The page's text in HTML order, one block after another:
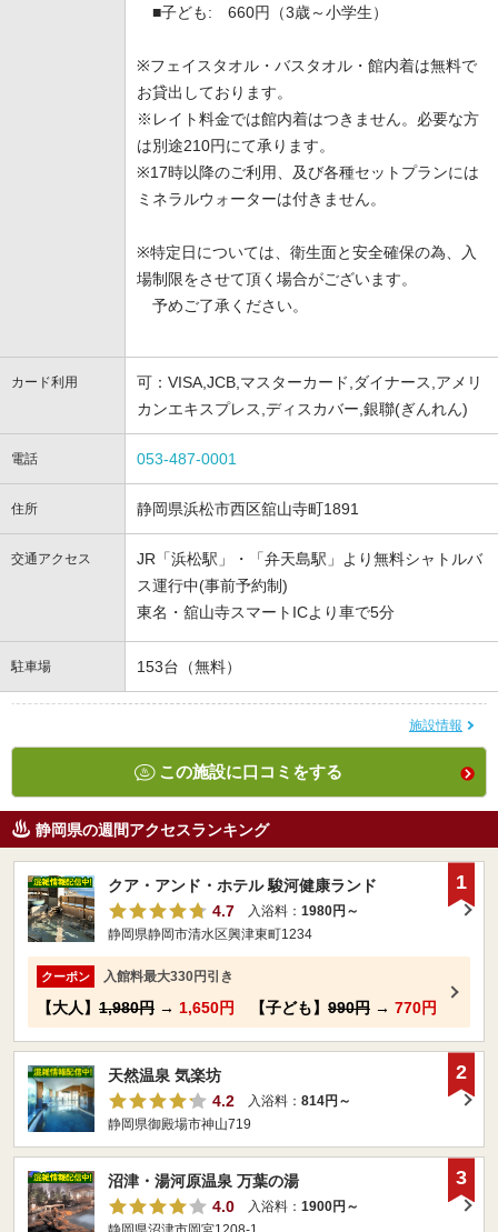
■子ども: 660円（3歳～小学生）
※フェイスタオル・バスタオル・館内着は無料で
お貸出しております。
※レイト料金では館内着はつきません。必要な方
は別途210円にて承ります。
※17時以降のご利用、及び各種セットプランには
ミネラルウォーターは付きません。
※特定日については、衛生面と安全確保の為、入
場制限をさせて頂く場合がございます。
予めご了承ください。
カード利用
可：VISA,JCB,マスターカード,ダイナース,アメリ
カンエキスプレス,ディスカバー,銀聯(ぎんれん)
電話 053-487-0001
住所 静岡県浜松市西区舘山寺町1891
交通アクセス
JR「浜松駅」・「弁天島駅」より無料シャトルバ
ス運行中(事前予約制)
東名・舘山寺スマートICより車で5分
駐車場 153台（無料）
施設情報
この施設に口コミをする
静岡県の週間アクセスランキング
クア・アンド・ホテル 駿河健康ランド
4.7
入浴料： 1980円～
静岡県静岡市清水区興津東町1234
クーポン 入館料最大330円引き
【大人】 1,980円 → 1,650円 【子ども】 990円 → 770円
1
天然温泉 気楽坊
4.2
入浴料： 814円～
静岡県御殿場市神山719
2
沼津・湯河原温泉 万葉の湯
4.0
入浴料： 1900円～
3